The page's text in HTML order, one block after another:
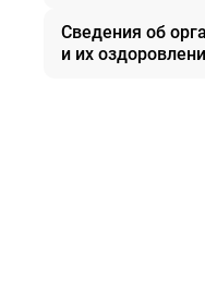
Сведения об
и их